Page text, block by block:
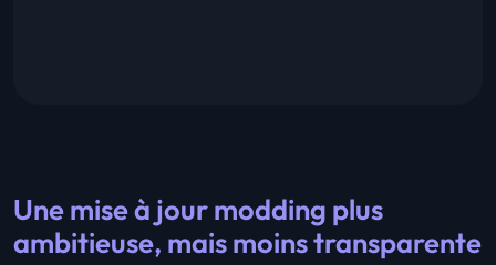
Une mise à jour modding plus
ambitieuse, mais moins transparente